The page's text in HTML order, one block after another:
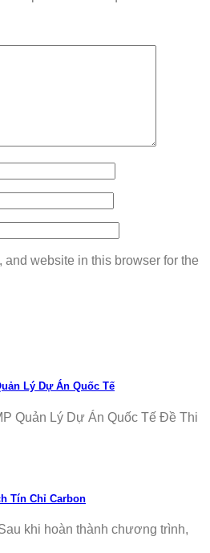
and website in this browser for the
Lý Dự Án Quốc Tế
Quản Lý Dự Án Quốc Tế Đề Thi
Tín Chỉ Carbon
khi hoàn thành chương trình,